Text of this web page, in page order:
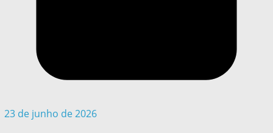
23 de junho de 2026